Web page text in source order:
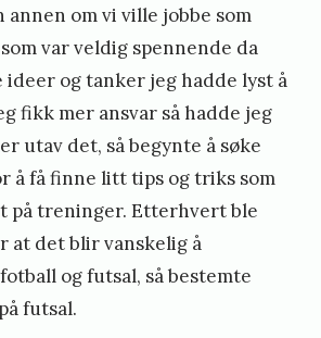
annen om vi ville jobbe som
var veldig spennende da
ideer og tanker jeg hadde lyst å
fikk mer ansvar så hadde jeg
utav det, så begynte å søke
å få finne litt tips og triks som
på treninger. Etterhvert ble
at det blir vanskelig å
og futsal, så bestemte
futsal.